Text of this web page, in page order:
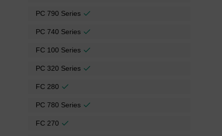
PC 790 Series
PC 740 Series
FC 100 Series
PC 320 Series
FC 280
PC 780 Series
FC 270